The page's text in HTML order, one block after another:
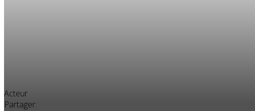
Acteur
Partager: